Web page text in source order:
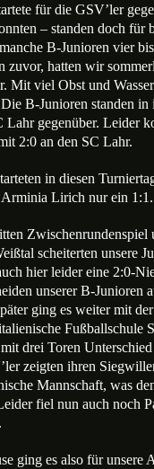
für die GSV’ler
– standen doch für
B-Junioren vier
zuvor, hatten wir
Mit viel Obst und
B-Junioren standen
Lahr gegenüber. Leider
2:0 an den SC Lahr.
in diesen
Lirich nur ein 1:1.
Zwischenrundenspiel
scheiterten unsere
hier leider eine 2:0-
unserer B-Junioren
ging es weiter mit
Fußballschule
drei Toren
zeigten ihren
Mannschaft, was
fiel nun auch noch
ging es also für